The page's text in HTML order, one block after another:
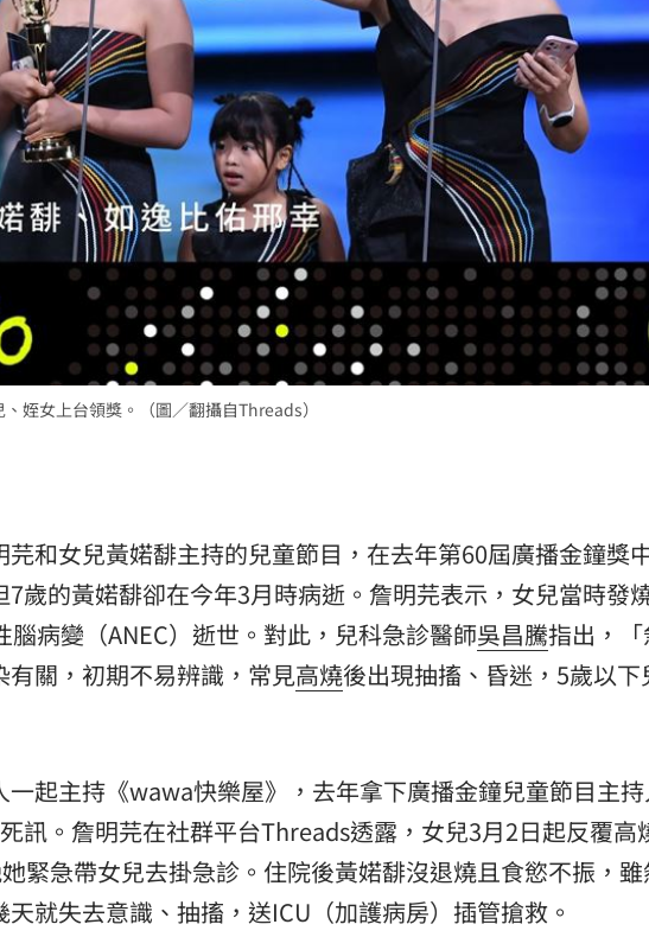
15:27
直播 18:00
奢大道」逐漸成形 12:00
千萬頭獎超「爸」氣 12:00
涯論壇9/12登場！ 10:30
7s掀足球熱潮 10:00
追星吃美食！ 18:15
姪女上台領獎。（圖／翻攝自Threads）
芫和女兒黃婼馡主持的兒童節目，在去年第60屆廣播金鐘獎
7歲的黃婼馡卻在今年3月時病逝。詹明芫表示，女兒當時發
腦病變（ANEC）逝世。對此，兒科急診醫師吳昌騰指出，
有關，初期不易辨識，常見高燒後出現抽搐、昏迷，5歲以下
一起主持《wawa快樂屋》，去年拿下廣播金鐘兒童節目主
訊。詹明芫在社群平台Threads透露，女兒3月2日起反覆高
緊急帶女兒去掛急診。住院後黃婼馡沒退燒且食慾不振，
就失去意識、抽搐，送ICU（加護病房）插管搶救。